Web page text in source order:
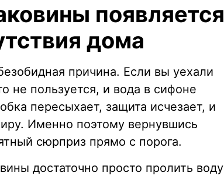
появляется
дома
причина. Если вы уехали
не пользуется, и вода в сифоне
пересыхает, защита исчезает, и
Именно поэтому вернувшись
сюрприз прямо с порога.
достаточно просто пролить воду